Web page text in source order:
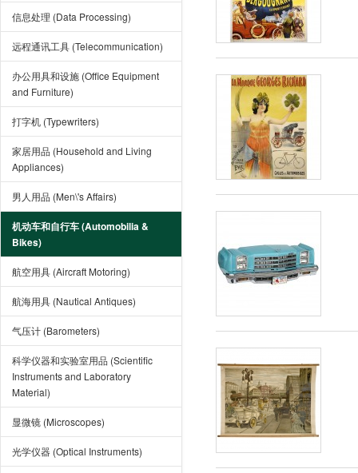
信息处理 (Data Processing)
远程通讯工具 (Telecommunication)
办公用具和设施 (Office Equipment
and Furniture)
打字机 (Typewriters)
家居用品 (Household and Living
Appliances)
男人用品 (Men\'s Affairs)
机动车和自行车 (Automobilia &
Bikes)
航空用具 (Aircraft Motoring)
航海用具 (Nautical Antiques)
气压计 (Barometers)
科学仪器和实验室用品 (Scientific
Instruments and Laboratory
Material)
显微镜 (Microscopes)
光学仪器 (Optical Instruments)